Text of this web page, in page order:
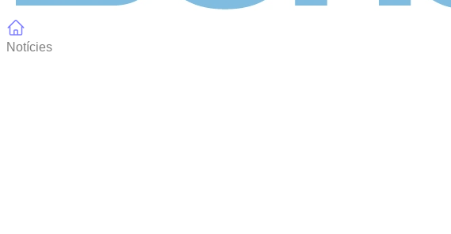
Notícies